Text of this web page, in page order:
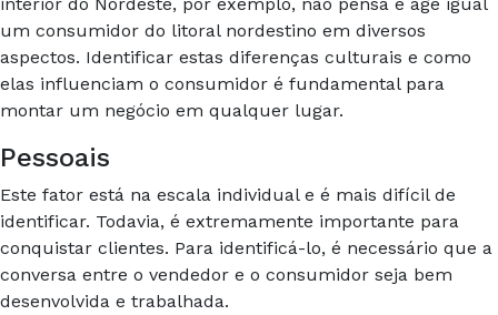
um consumidor do litoral nordestino em diversos
aspectos. Identificar estas diferenças culturais e como
elas influenciam o consumidor é fundamental para
montar um negócio em qualquer lugar.
Pessoais
Este fator está na escala individual e é mais difícil de
identificar. Todavia, é extremamente importante para
conquistar clientes. Para identificá-lo, é necessário que a
conversa entre o vendedor e o consumidor seja bem
desenvolvida e trabalhada.